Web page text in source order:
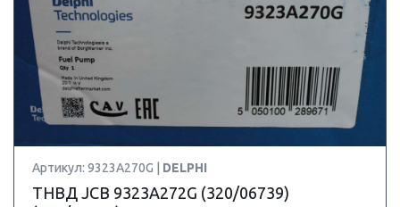
Артикул: 9323A270G | DELPHI
ТНВД JCB 9323A272G (320/06739)